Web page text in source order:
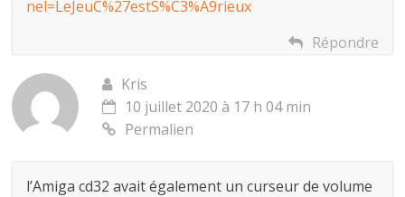
nel=LeJeuC%27estS%C3%A9rieux
Répondre
Kris
10 juillet 2020 à 17 h 04 min
Permalien
l’Amiga cd32 avait également un curseur de volume